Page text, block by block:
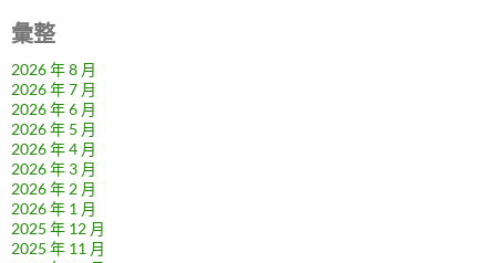
彙整
2026 年 8 月
2026 年 7 月
2026 年 6 月
2026 年 5 月
2026 年 4 月
2026 年 3 月
2026 年 2 月
2026 年 1 月
2025 年 12 月
2025 年 11 月